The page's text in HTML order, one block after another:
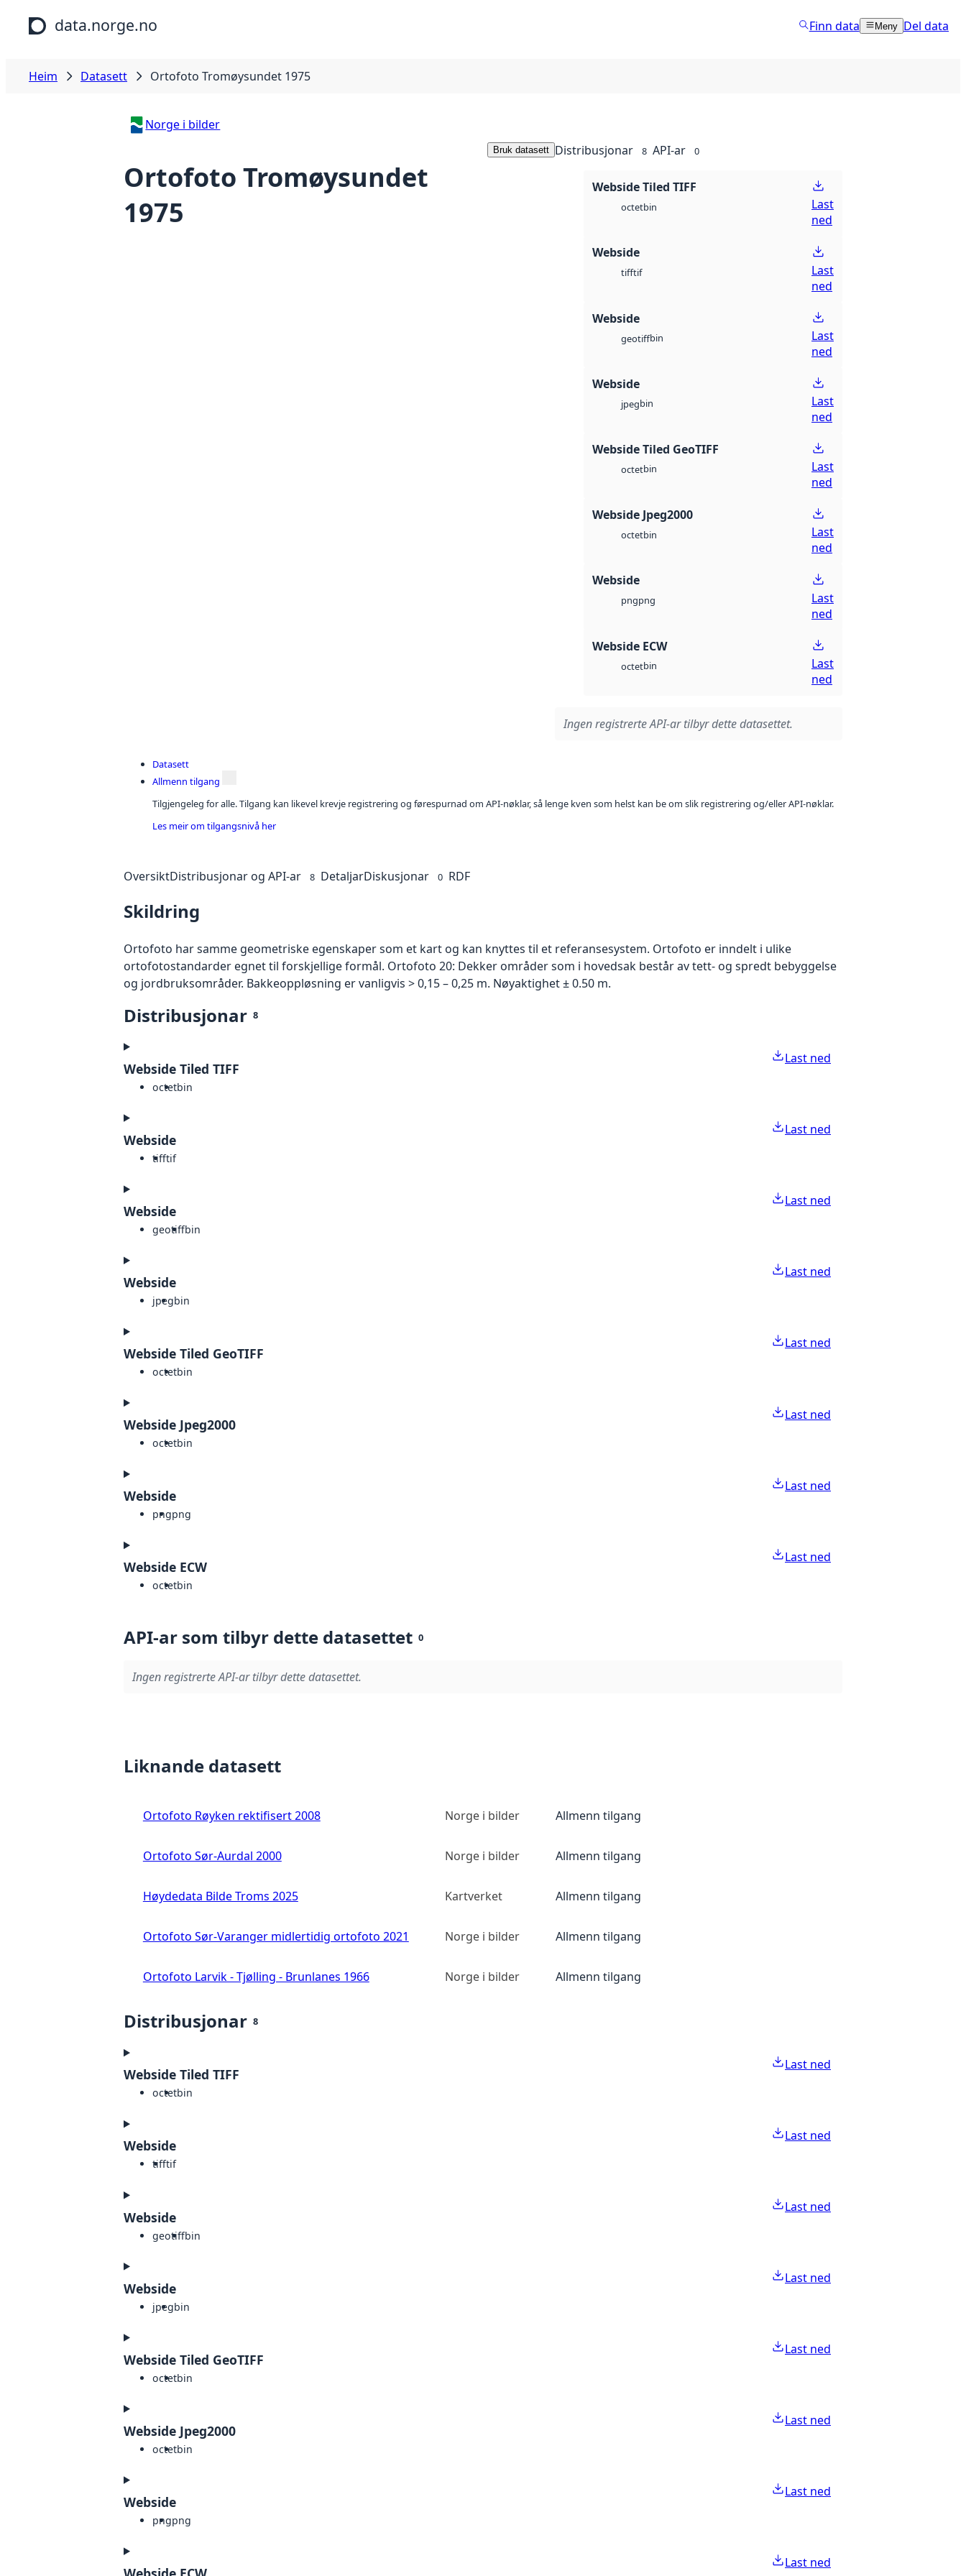
Hopp til hovudinnhald
data.norge.no Finn data Meny Del data
Heim Datasett Ortofoto Tromøysundet 1975
Norge i bilder
Ortofoto Tromøysundet
1975
Bruk datasett Distribusjonar 8 API-ar 0
Webside Tiled TIFF
octetbin
Last
ned
Webside
tifftif
Last
ned
Webside
geotiffbin
Last
ned
Webside
jpegbin
Last
ned
Webside Tiled GeoTIFF
octetbin
Last
ned
Webside Jpeg2000
octetbin
Last
ned
Webside
pngpng
Last
ned
Webside ECW
octetbin
Last
ned
Ingen registrerte API-ar tilbyr dette datasettet.
Datasett
Allmenn tilgang
Tilgjengeleg for alle. Tilgang kan likevel krevje registrering og førespurnad om API-nøklar, så lenge kven som helst kan be om slik registrering og/eller API-nøklar.
Les meir om tilgangsnivå her
OversiktDistribusjonar og API-ar 8 DetaljarDiskusjonar 0 RDF
Skildring
Ortofoto har samme geometriske egenskaper som et kart og kan knyttes til et referansesystem. Ortofoto er inndelt i ulike
ortofotostandarder egnet til forskjellige formål. Ortofoto 20: Dekker områder som i hovedsak består av tett- og spredt bebyggelse
og jordbruksområder. Bakkeoppløsning er vanligvis > 0,15 – 0,25 m. Nøyaktighet ± 0.50 m.
Distribusjonar 8
Webside Tiled TIFF
octetbin
Last ned
Webside
tifftif
Last ned
Webside
geotiffbin
Last ned
Webside
jpegbin
Last ned
Webside Tiled GeoTIFF
octetbin
Last ned
Webside Jpeg2000
octetbin
Last ned
Webside
pngpng
Last ned
Webside ECW
octetbin
Last ned
API-ar som tilbyr dette datasettet 0
Ingen registrerte API-ar tilbyr dette datasettet.
Liknande datasett
Ortofoto Røyken rektifisert 2008 Norge i bilder Allmenn tilgang
Ortofoto Sør-Aurdal 2000 Norge i bilder Allmenn tilgang
Høydedata Bilde Troms 2025 Kartverket Allmenn tilgang
Ortofoto Sør-Varanger midlertidig ortofoto 2021 Norge i bilder Allmenn tilgang
Ortofoto Larvik - Tjølling - Brunlanes 1966 Norge i bilder Allmenn tilgang
Distribusjonar 8
Webside Tiled TIFF
octetbin
Last ned
Webside
tifftif
Last ned
Webside
geotiffbin
Last ned
Webside
jpegbin
Last ned
Webside Tiled GeoTIFF
octetbin
Last ned
Webside Jpeg2000
octetbin
Last ned
Webside
pngpng
Last ned
Last ned